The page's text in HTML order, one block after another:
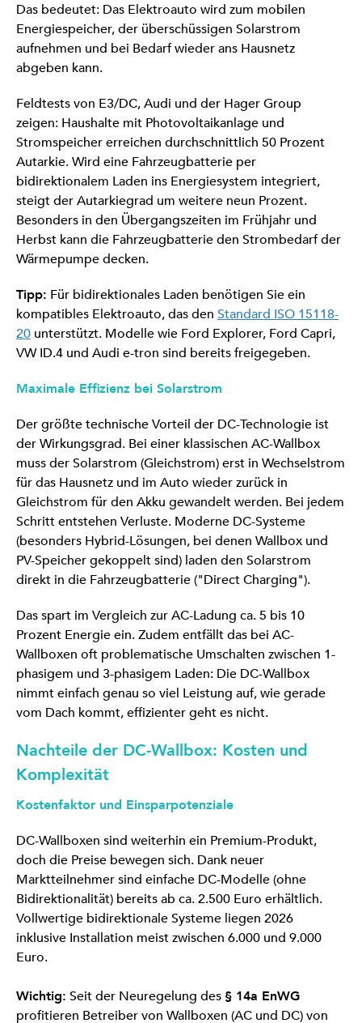
Das bedeutet: Das Elektroauto wird zum mobilen
Energiespeicher, der überschüssigen Solarstrom
aufnehmen und bei Bedarf wieder ans Hausnetz
abgeben kann.
Feldtests von E3/DC, Audi und der Hager Group
zeigen: Haushalte mit Photovoltaikanlage und
Stromspeicher erreichen durchschnittlich 50 Prozent
Autarkie. Wird eine Fahrzeugbatterie per
bidirektionalem Laden ins Energiesystem integriert,
steigt der Autarkiegrad um weitere neun Prozent.
Besonders in den Übergangszeiten im Frühjahr und
Herbst kann die Fahrzeugbatterie den Strombedarf der
Wärmepumpe decken.
Tipp: Für bidirektionales Laden benötigen Sie ein
kompatibles Elektroauto, das den Standard ISO 15118-
20 unterstützt. Modelle wie Ford Explorer, Ford Capri,
VW ID.4 und Audi e-tron sind bereits freigegeben.
Maximale Effizienz bei Solarstrom
Der größte technische Vorteil der DC-Technologie ist
der Wirkungsgrad. Bei einer klassischen AC-Wallbox
muss der Solarstrom (Gleichstrom) erst in Wechselstrom
für das Hausnetz und im Auto wieder zurück in
Gleichstrom für den Akku gewandelt werden. Bei jedem
Schritt entstehen Verluste. Moderne DC-Systeme
(besonders Hybrid-Lösungen, bei denen Wallbox und
PV-Speicher gekoppelt sind) laden den Solarstrom
direkt in die Fahrzeugbatterie ("Direct Charging").
Das spart im Vergleich zur AC-Ladung ca. 5 bis 10
Prozent Energie ein. Zudem entfällt das bei AC-
Wallboxen oft problematische Umschalten zwischen 1-
phasigem und 3-phasigem Laden: Die DC-Wallbox
nimmt einfach genau so viel Leistung auf, wie gerade
vom Dach kommt, effizienter geht es nicht.
Nachteile der DC-Wallbox: Kosten und
Komplexität
Kostenfaktor und Einsparpotenziale
DC-Wallboxen sind weiterhin ein Premium-Produkt,
doch die Preise bewegen sich. Dank neuer
Marktteilnehmer sind einfache DC-Modelle (ohne
Bidirektionalität) bereits ab ca. 2.500 Euro erhältlich.
Vollwertige bidirektionale Systeme liegen 2026
inklusive Installation meist zwischen 6.000 und 9.000
Euro.
Wichtig: Seit der Neuregelung des § 14a EnWG
profitieren Betreiber von Wallboxen (AC und DC) von